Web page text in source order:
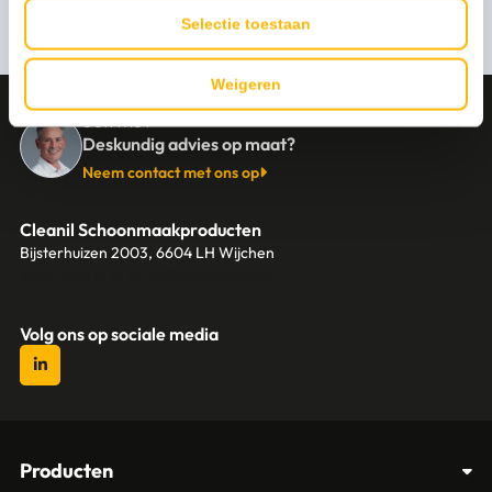
Selectie toestaan
Weigeren
Stel een vraag
CONTACT
Deskundig advies op maat?
Neem contact met ons op
Cleanil Schoonmaakproducten
Bijsterhuizen 2003, 6604 LH Wijchen
Volg ons op sociale media
Producten